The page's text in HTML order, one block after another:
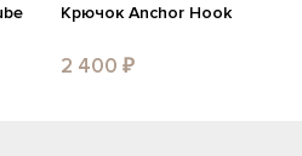
Крючок Anchor Hook
2 400 ₽